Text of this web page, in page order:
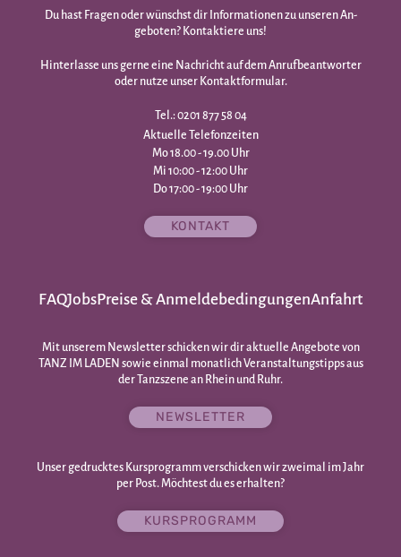
Du hast Fragen oder wünschst dir Infor­mationen zu unseren An­
geboten? Kontaktiere uns!
Hinterlasse uns gerne eine Nachricht auf dem Anrufbeantworter
oder nutze unser Kontaktformular.
Tel.: 0201 877 58 04
Aktuelle Telefonzeiten
Mo 18.00 - 19.00 Uhr
Mi 10:00 - 12:00 Uhr
Do 17:00 - 19:00 Uhr
KONTAKT
FAQJobsPreise & AnmeldebedingungenAnfahrt
Mit unserem Newsletter schicken wir dir aktuelle Angebote von
TANZ IM LADEN sowie einmal monatlich Veranstaltungstipps aus
der Tanzszene an Rhein und Ruhr.
NEWSLETTER
Unser gedrucktes Kursprogramm verschicken wir zweimal im Jahr
per Post. Möchtest du es erhalten?
KURSPROGRAMM